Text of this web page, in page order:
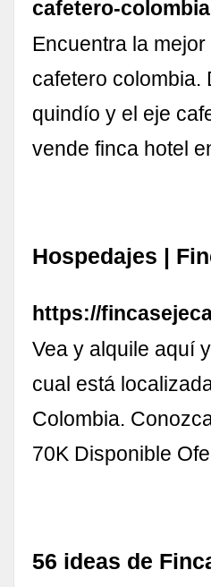
cafetero-colombia
Encuentra la
cafetero colombia.
quindío y el eje
vende finca hotel
Hospedajes |
https://
Vea y alquile aquí
cual está
Colombia.
70K Disponible
56 ideas de